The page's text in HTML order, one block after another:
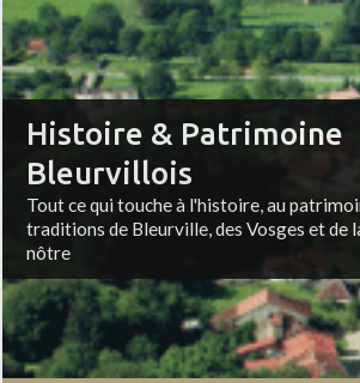
Histoire & Patrimoine
Bleurvillois
Tout ce qui touche à l'histoire, au
traditions de Bleurville, des Vosges et de
nôtre